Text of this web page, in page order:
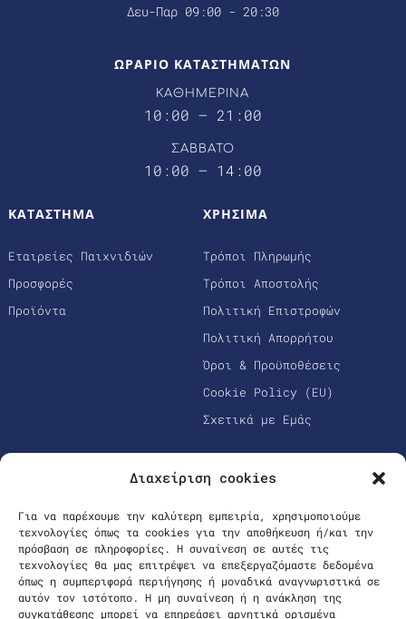
Διαχείριση cookies
Για να παρέχουμε την καλύτερη εμπειρία, χρησιμοποιούμε
τεχνολογίες όπως τα cookies για την αποθήκευση ή/και την
πρόσβαση σε πληροφορίες. Η συναίνεση σε αυτές τις
τεχνολογίες θα μας επιτρέψει να επεξεργαζόμαστε δεδομένα
όπως η συμπεριφορά περιήγησης ή μοναδικά αναγνωριστικά σε
αυτόν τον ιστότοπο. Η μη συναίνεση ή η ανάκληση της
συγκατάθεσης μπορεί να επηρεάσει αρνητικά ορισμένα
Δευ-Παρ 09:00 - 20:30
ΩΡΑΡΙΟ ΚΑΤΑΣΤΗΜΑΤΩΝ
ΚΑΘΗΜΕΡΙΝΑ
10:00 – 21:00
ΣΑΒΒΑΤΟ
10:00 – 14:00
ΚΑΤΑΣΤΗΜΑ
Εταιρείες Παιχνιδιών
Προσφορές
Προϊόντα
ΧΡΗΣΙΜΑ
Τρόποι Πληρωμής
Τρόποι Αποστολής
Πολιτική Επιστροφών
Πολιτική Απορρήτου
Όροι & Προϋποθέσεις
Cookie Policy (EU)
Σχετικά με Εμάς
Ασφαλείς Πληρωμές